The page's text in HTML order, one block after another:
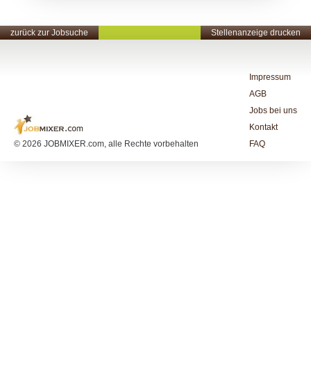
zurück zur Jobsuche Stellenanzeige drucken
© 2026 JOBMIXER.com, alle Rechte vorbehalten
Impressum
AGB
Jobs bei uns
Kontakt
FAQ